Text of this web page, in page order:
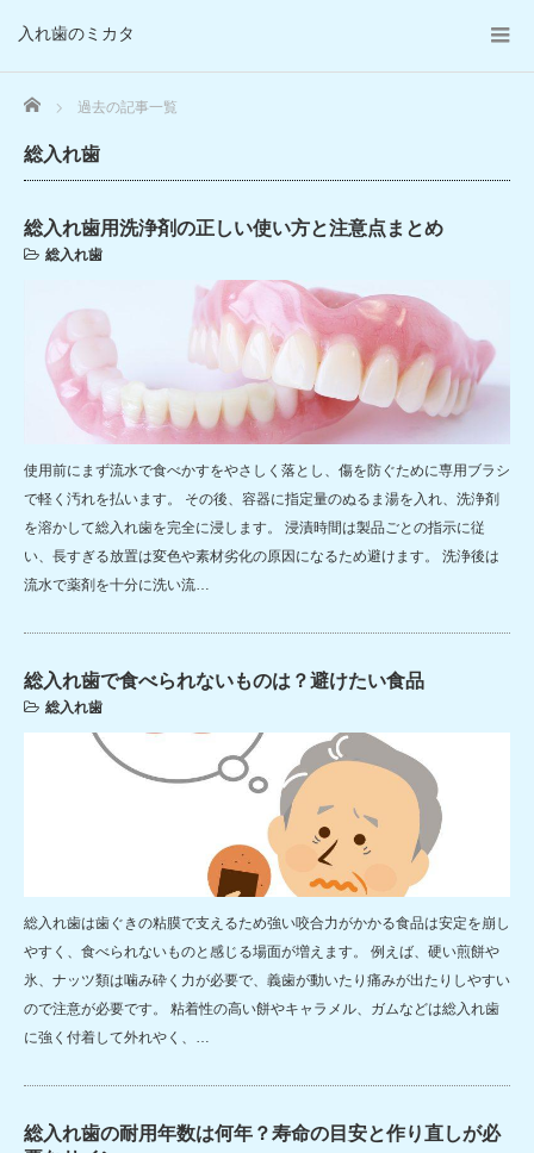
入れ歯のミカタ
Home 過去の記事一覧
総入れ歯
総入れ歯用洗浄剤の正しい使い方と注意点まとめ
総入れ歯
使用前にまず流水で食べかすをやさしく落とし、傷を防ぐために専用ブラシ
で軽く汚れを払います。 その後、容器に指定量のぬるま湯を入れ、洗浄剤
を溶かして総入れ歯を完全に浸します。 浸漬時間は製品ごとの指示に従
い、長すぎる放置は変色や素材劣化の原因になるため避けます。 洗浄後は
流水で薬剤を十分に洗い流…
総入れ歯で食べられないものは？避けたい食品
総入れ歯
総入れ歯は歯ぐきの粘膜で支えるため強い咬合力がかかる食品は安定を崩し
やすく、食べられないものと感じる場面が増えます。 例えば、硬い煎餅や
氷、ナッツ類は噛み砕く力が必要で、義歯が動いたり痛みが出たりしやすい
ので注意が必要です。 粘着性の高い餅やキャラメル、ガムなどは総入れ歯
に強く付着して外れやく、…
総入れ歯の耐用年数は何年？寿命の目安と作り直しが必